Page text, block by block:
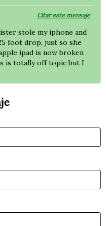
Citar este mensaje
stole my iphone and
foot drop, just so she
ipad is now broken
is totally off topic but I